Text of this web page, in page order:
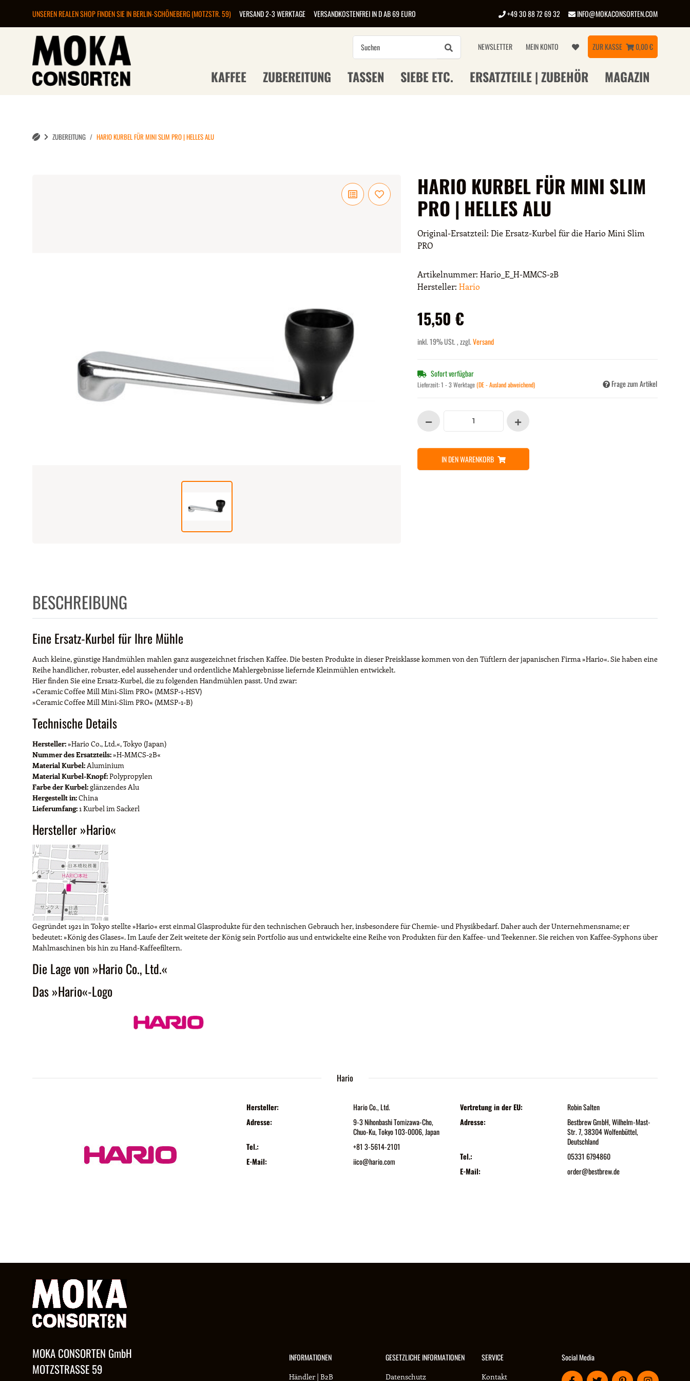
UNSEREN REALEN SHOP FINDEN SIE IN BERLIN-SCHÖNEBERG (MOTZSTR. 59) VERSAND 2-3 WERKTAGE VERSANDKOSTENFREI IN D AB 69 EURO +49 30 88 72 69 32 INFO@MOKACONSORTEN.COM
NEWSLETTER MEIN KONTO ZUR KASSE 0,00 €
KAFFEE ZUBEREITUNG TASSEN SIEBE ETC. ERSATZTEILE | ZUBEHÖR MAGAZIN
ZUBEREITUNG HARIO KURBEL FÜR MINI SLIM PRO | HELLES ALU
HARIO KURBEL FÜR MINI SLIM
PRO | HELLES ALU
Original-Ersatzteil: Die Ersatz-Kurbel für die Hario Mini Slim
PRO
Artikelnummer: Hario_E_H-MMCS-2B
Hersteller: Hario
15,50 €
inkl. 19% USt. , zzgl.Versand
Sofort verfügbar
Lieferzeit:1 - 3 Werktage(DE - Ausland abweichend) Frage zum Artikel
IN DEN WARENKORB
BESCHREIBUNG
Eine Ersatz-Kurbel für Ihre Mühle
Auch kleine, günstige Handmühlen mahlen ganz ausgezeichnet frischen Kaffee. Die besten Produkte in dieser Preisklasse kommen von den Tüftlern der japanischen Firma »Hario«. Sie haben eine
Reihe handlicher, robuster, edel aussehender und ordentliche Mahlergebnisse liefernde Kleinmühlen entwickelt.
Hier finden Sie eine Ersatz-Kurbel, die zu folgenden Handmühlen passt. Und zwar:
»Ceramic Coffee Mill Mini-Slim PRO« (MMSP-1-HSV)
»Ceramic Coffee Mill Mini-Slim PRO« (MMSP-1-B)
Technische Details
Hersteller:»Hario Co., Ltd.«, Tokyo (Japan)
Nummer des Ersatzteils:»H-MMCS-2B«
Material Kurbel:Aluminium
Material Kurbel-Knopf:Polypropylen
Farbe der Kurbel:glänzendes Alu
Hergestellt in:China
Lieferumfang:1 Kurbel im Sackerl
Hersteller »Hario«
Gegründet 1921 in Tokyo stellte »Hario« erst einmal Glasprodukte für den technischen Gebrauch her, insbesondere für Chemie- und Physikbedarf. Daher auch der Unternehmensname; er
bedeutet: »König des Glases«. Im Laufe der Zeit weitete der König sein Portfolio aus und entwickelte eine Reihe von Produkten für den Kaffee- und Teekenner. Sie reichen von Kaffee-Syphons über
Mahlmaschinen bis hin zu Hand-Kaffeefiltern.
Die Lage von »Hario Co., Ltd.«
Das »Hario«-Logo
Hario
Hersteller:
Hario Co., Ltd.
Adresse:
9-3 Nihonbashi Tomizawa-Cho,
Chuo-Ku, Tokyo 103-0006, Japan
Tel.:
+81 3-5614-2101
E-Mail:
iico@hario.com
Vertretung in der EU:
Robin Salten
Adresse:
Bestbrew GmbH, Wilhelm-Mast-
Str. 7, 38304 Wolfenbüttel,
Deutschland
Tel.:
05331 6794860
E-Mail:
order@bestbrew.de
MOKA CONSORTEN GmbH
MOTZSTRASSE 59
INFORMATIONEN
Händler | B2B
GESETZLICHE INFORMATIONEN
Datenschutz
SERVICE
Kontakt
Social Media